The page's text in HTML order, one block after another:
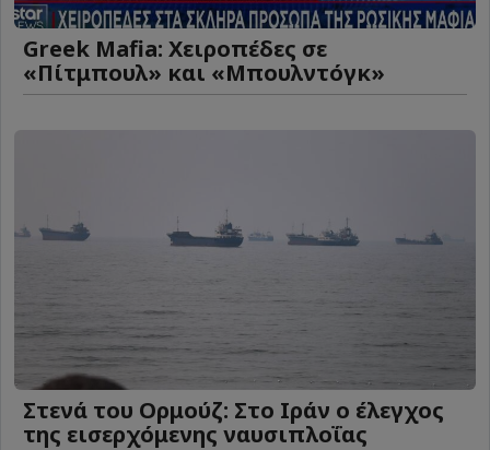
Greek Mafia: Χειροπέδες σε
«Πίτμπουλ» και «Μπουλντόγκ»
Στενά του Ορμούζ: Στο Ιράν ο έλεγχος
της εισερχόμενης ναυσιπλοΐας